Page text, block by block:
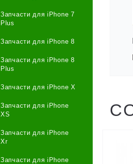
Запчасти для iPhone 7
Plus
Запчасти для iPhone 8
Запчасти для iPhone 8
Plus
Запчасти для iPhone X
Запчасти для iPhone
XS
Запчасти для iPhone
Xr
Запчасти для iPhone